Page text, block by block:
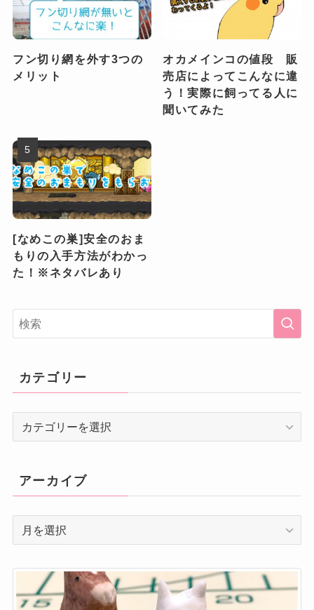
フン切り網を外す3つの
メリット
オカメインコの値段 販
売店によってこんなに違
う！実際に飼ってる人に
聞いてみた
[なめこの巣]安全のおま
もりの入手方法がわかっ
た！※ネタバレあり
カテゴリー
ー
アーカイブ
ブ